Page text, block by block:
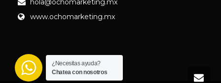
hola@ochomarketing.mx
www.ochomarketing.mx
¿Necesitas ayuda?
Chatea con nosotros